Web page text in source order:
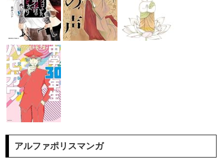
アルファポリスマンガ